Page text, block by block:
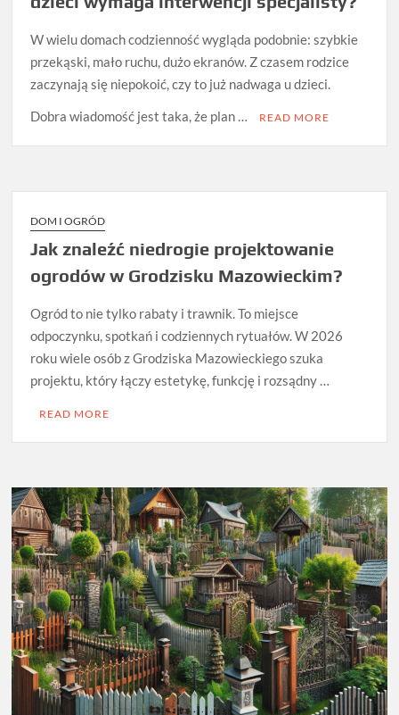
W wielu domach codzienność wygląda podobnie: szybkie
przekąski, mało ruchu, dużo ekranów. Z czasem rodzice
zaczynają się niepokoić, czy to już nadwaga u dzieci.
Dobra wiadomość jest taka, że plan …
READ MORE
DOM I OGRÓD
Jak znaleźć niedrogie projektowanie
ogrodów w Grodzisku Mazowieckim?
Ogród to nie tylko rabaty i trawnik. To miejsce
odpoczynku, spotkań i codziennych rytuałów. W 2026
roku wiele osób z Grodziska Mazowieckiego szuka
projektu, który łączy estetykę, funkcję i rozsądny …
READ MORE